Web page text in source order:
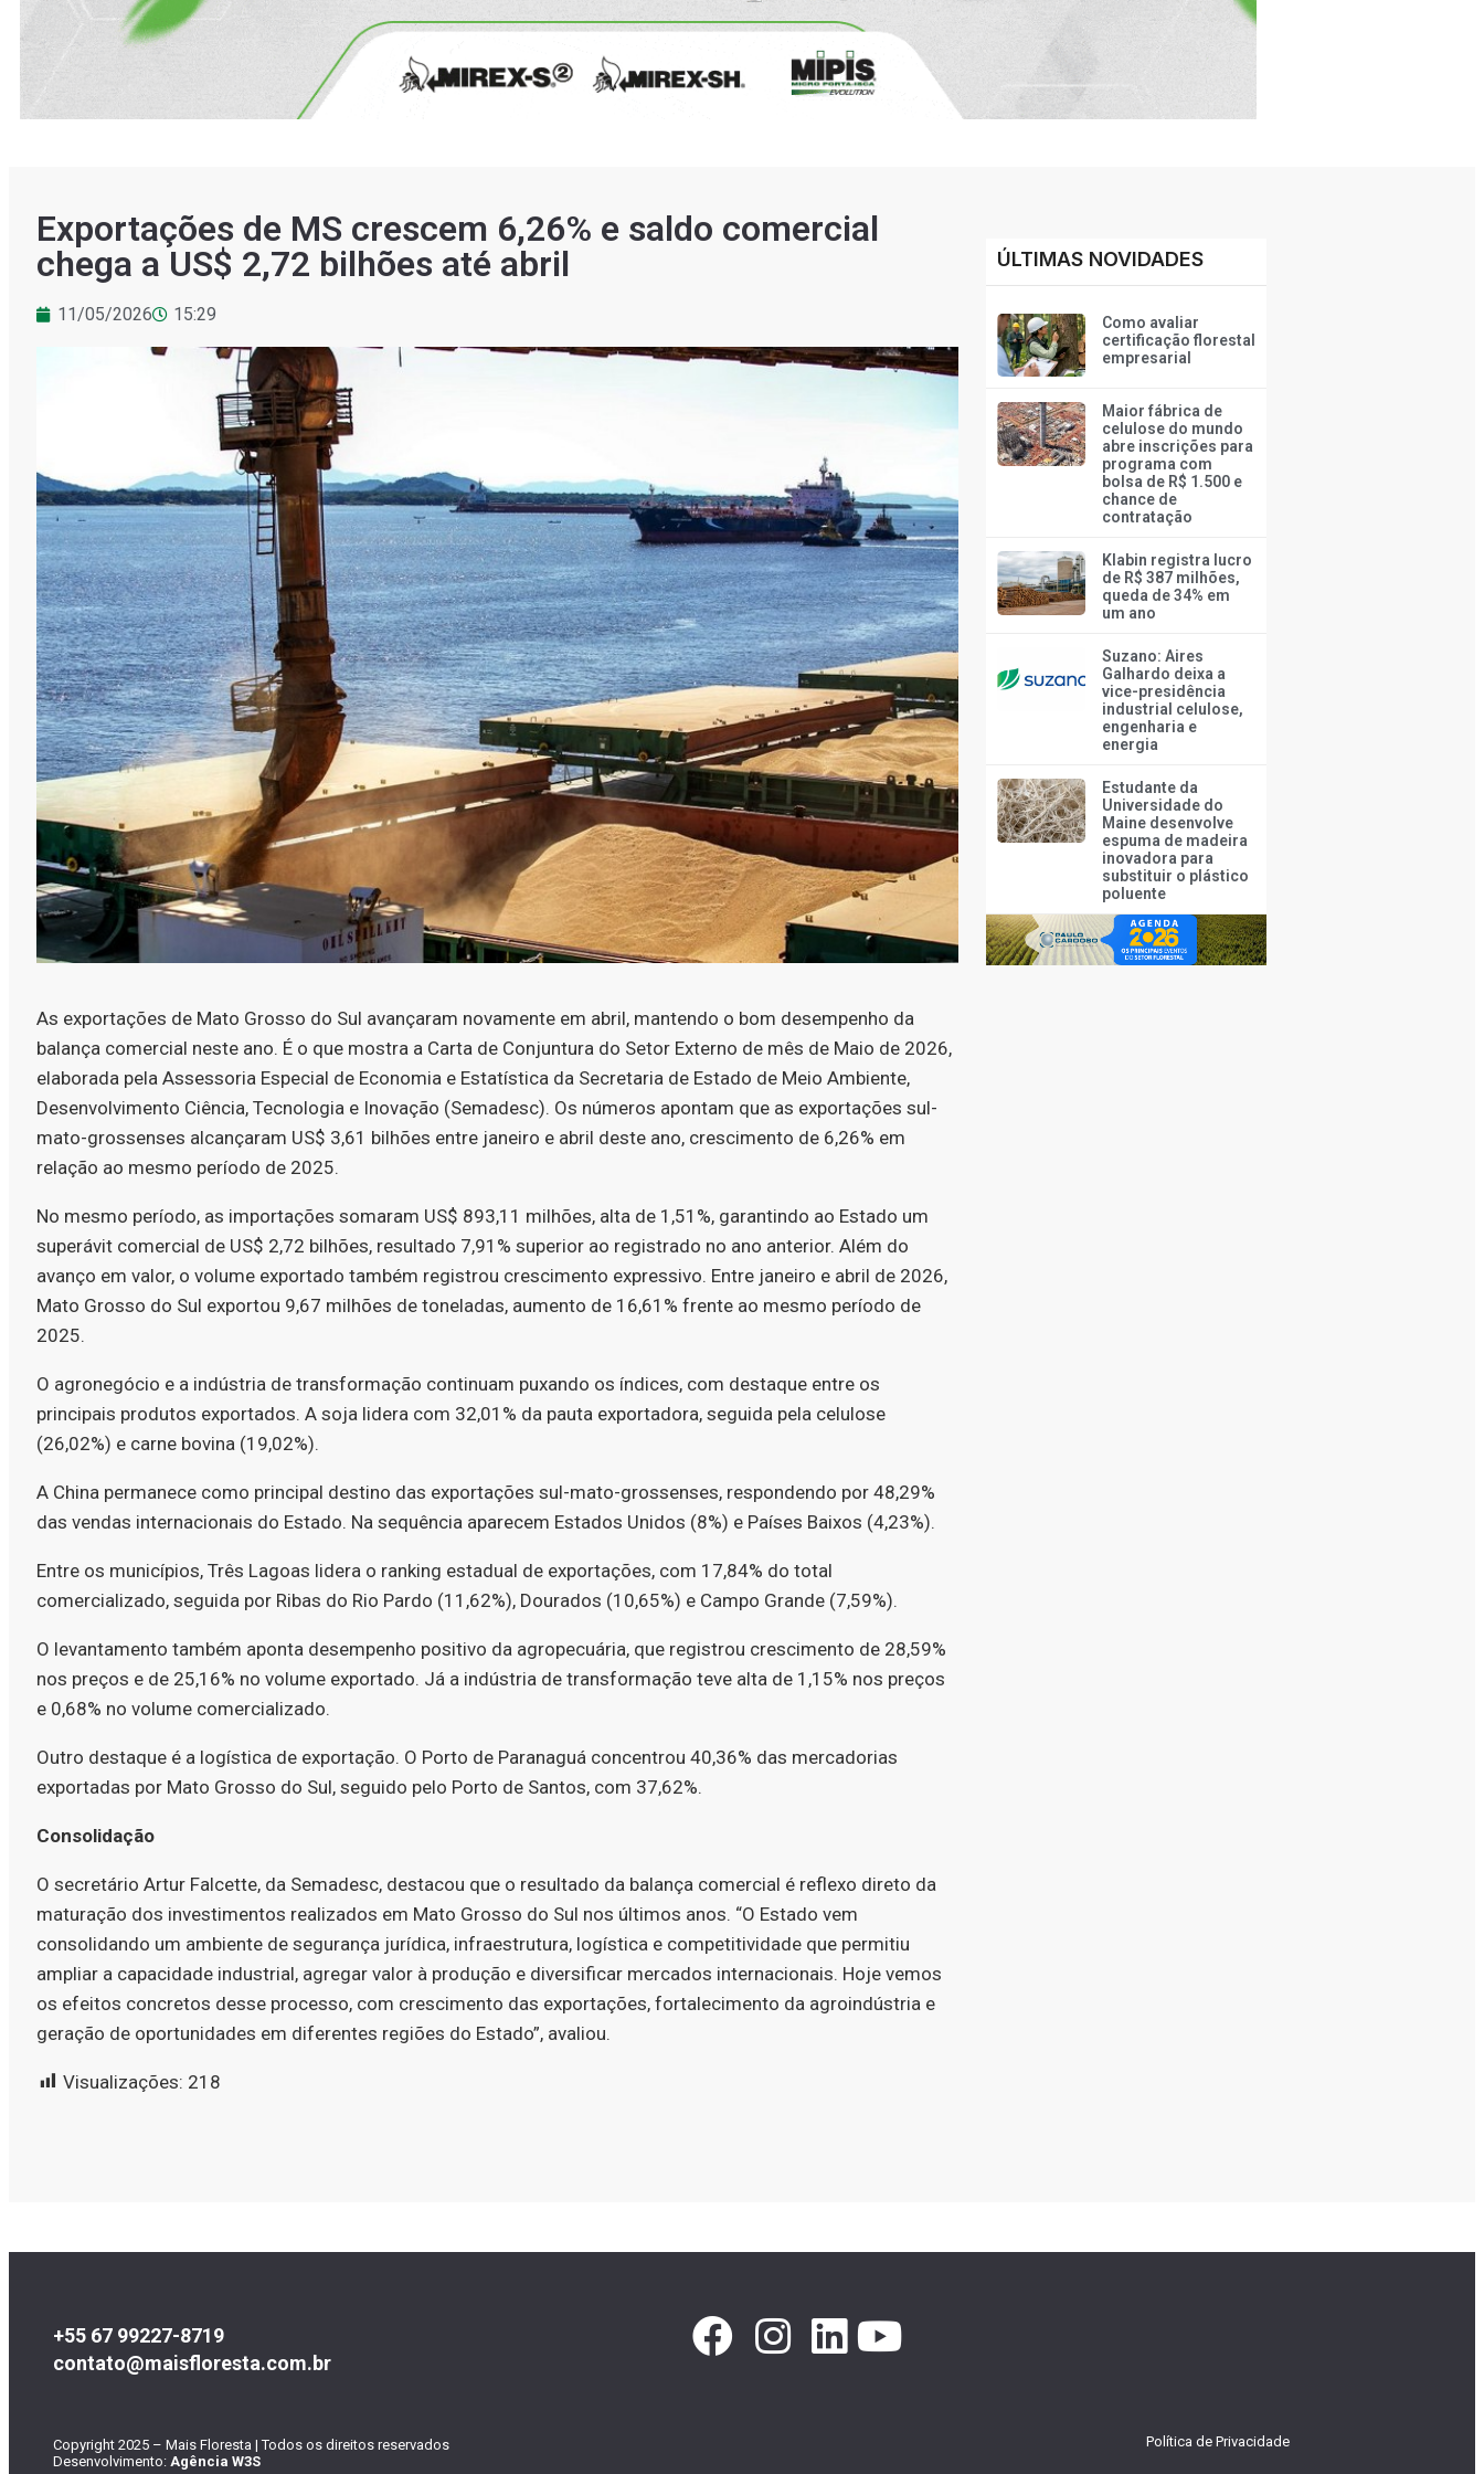
Exportações de MS crescem 6,26% e saldo comercial
chega a US$ 2,72 bilhões até abril
11/05/2026 15:29
As exportações de Mato Grosso do Sul avançaram novamente em abril, mantendo o bom desempenho da
balança comercial neste ano. É o que mostra a Carta de Conjuntura do Setor Externo de mês de Maio de 2026,
elaborada pela Assessoria Especial de Economia e Estatística da Secretaria de Estado de Meio Ambiente,
Desenvolvimento Ciência, Tecnologia e Inovação (Semadesc). Os números apontam que as exportações sul-
mato-grossenses alcançaram US$ 3,61 bilhões entre janeiro e abril deste ano, crescimento de 6,26% em
relação ao mesmo período de 2025.
No mesmo período, as importações somaram US$ 893,11 milhões, alta de 1,51%, garantindo ao Estado um
superávit comercial de US$ 2,72 bilhões, resultado 7,91% superior ao registrado no ano anterior. Além do
avanço em valor, o volume exportado também registrou crescimento expressivo. Entre janeiro e abril de 2026,
Mato Grosso do Sul exportou 9,67 milhões de toneladas, aumento de 16,61% frente ao mesmo período de
2025.
O agronegócio e a indústria de transformação continuam puxando os índices, com destaque entre os
principais produtos exportados. A soja lidera com 32,01% da pauta exportadora, seguida pela celulose
(26,02%) e carne bovina (19,02%).
A China permanece como principal destino das exportações sul-mato-grossenses, respondendo por 48,29%
das vendas internacionais do Estado. Na sequência aparecem Estados Unidos (8%) e Países Baixos (4,23%).
Entre os municípios, Três Lagoas lidera o ranking estadual de exportações, com 17,84% do total
comercializado, seguida por Ribas do Rio Pardo (11,62%), Dourados (10,65%) e Campo Grande (7,59%).
O levantamento também aponta desempenho positivo da agropecuária, que registrou crescimento de 28,59%
nos preços e de 25,16% no volume exportado. Já a indústria de transformação teve alta de 1,15% nos preços
e 0,68% no volume comercializado.
Outro destaque é a logística de exportação. O Porto de Paranaguá concentrou 40,36% das mercadorias
exportadas por Mato Grosso do Sul, seguido pelo Porto de Santos, com 37,62%.
Consolidação
O secretário Artur Falcette, da Semadesc, destacou que o resultado da balança comercial é reflexo direto da
maturação dos investimentos realizados em Mato Grosso do Sul nos últimos anos. “O Estado vem
consolidando um ambiente de segurança jurídica, infraestrutura, logística e competitividade que permitiu
ampliar a capacidade industrial, agregar valor à produção e diversificar mercados internacionais. Hoje vemos
os efeitos concretos desse processo, com crescimento das exportações, fortalecimento da agroindústria e
geração de oportunidades em diferentes regiões do Estado”, avaliou.
Visualizações: 218
ÚLTIMAS NOVIDADES
Como avaliar
certificação florestal
empresarial
Maior fábrica de
celulose do mundo
abre inscrições para
programa com
bolsa de R$ 1.500 e
chance de
contratação
Klabin registra lucro
de R$ 387 milhões,
queda de 34% em
um ano
Suzano: Aires
Galhardo deixa a
vice-presidência
industrial celulose,
engenharia e
energia
Estudante da
Universidade do
Maine desenvolve
espuma de madeira
inovadora para
substituir o plástico
poluente
+55 67 99227-8719
contato@maisfloresta.com.br
Copyright 2025 – Mais Floresta | Todos os direitos reservados
Desenvolvimento: Agência W3S
Política de Privacidade